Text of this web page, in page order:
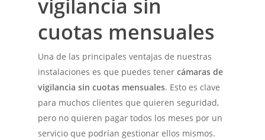
vigilancia sin
cuotas mensuales
Una de las principales ventajas de nuestras
instalaciones es que puedes tenercámaras de
vigilancia sin cuotas mensuales. Esto es clave
para muchos clientes que quieren seguridad,
pero no quieren pagar todos los meses por un
servicio que podrían gestionar ellos mismos.